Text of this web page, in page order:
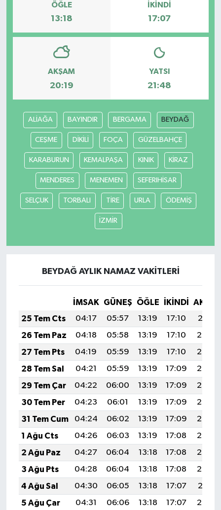
ÖĞLE
13:18
İKINDI
17:07
AKŞAM
20:19
YATSI
21:48
ALİAĞA BAYINDIR BERGAMA BEYDAĞ
CEŞME DİKİLİ FOÇA GÜZELBAHÇE
KARABURUN KEMALPAŞA KINIK KİRAZ
MENDERES MENEMEN SEFERIHİSAR
SELÇUK TORBALI TİRE URLA ÖDEMİŞ
İZMİR
BEYDAĞ AYLIK NAMAZ VAKITLERI
İMSAK GÜNEŞ ÖĞLE İKINDI
25 Tem Cts
04:17 05:57 13:19 17:10
20:31
26 Tem Paz
04:18 05:58 13:19 17:10
20:30
27 Tem Pts
04:19 05:59 13:19 17:10
20:29
28 Tem Sal
04:21 05:59 13:19 17:09
20:28
29 Tem Çar
04:22 06:00 13:19 17:09
20:27
30 Tem Per
04:23 06:01 13:19 17:09
20:26
31 Tem Cum
04:24 06:02 13:19 17:09
20:25
1 Ağu Cts
04:26 06:03 13:19 17:08
20:24
2 Ağu Paz
04:27 06:04 13:18 17:08
20:23
3 Ağu Pts
04:28 06:04 13:18 17:08
20:22
4 Ağu Sal
04:30 06:05 13:18 17:07
20:21
5 Ağu Çar
04:31 06:06 13:18 17:07
20:20